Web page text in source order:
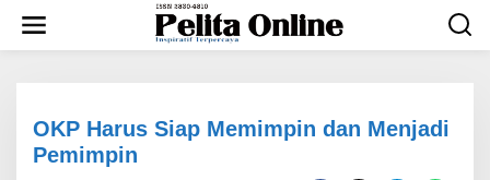
w
OKP Harus Siap Memimpin dan Menjadi
Pemimpin